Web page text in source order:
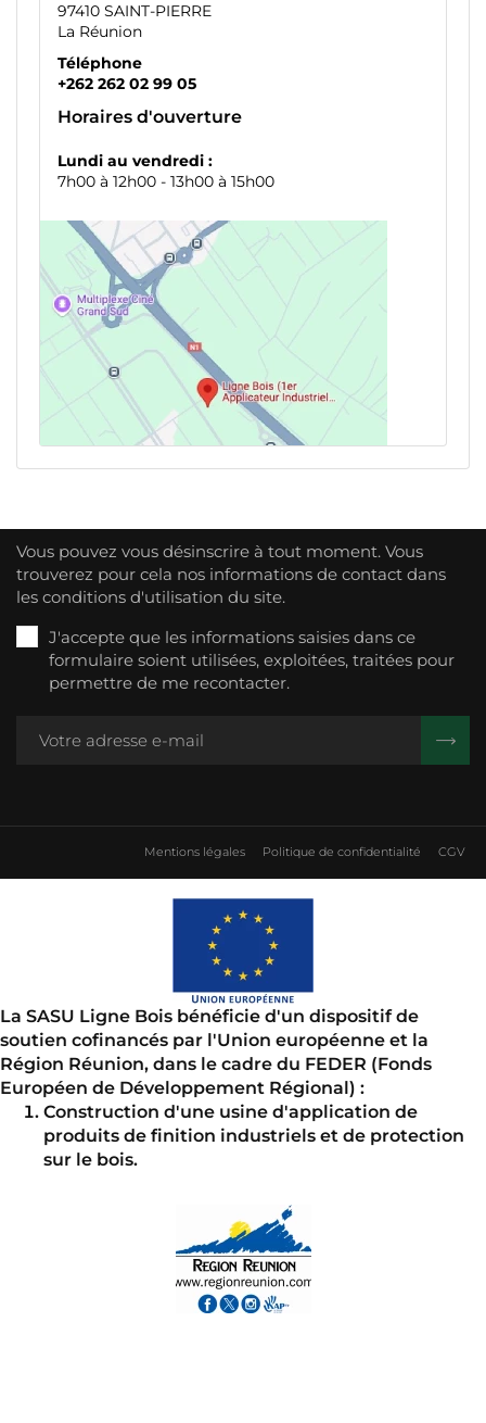
97410 SAINT-PIERRE
La Réunion
Téléphone
+262 262 02 99 05
Horaires d'ouverture
Lundi au vendredi :
7h00 à 12h00 - 13h00 à 15h00
Vous pouvez vous désinscrire à tout moment. Vous
trouverez pour cela nos informations de contact dans
les conditions d'utilisation du site.
J'accepte que les informations saisies dans ce
formulaire soient utilisées, exploitées, traitées pour
permettre de me recontacter.
Mentions légales Politique de confidentialité CGV
La SASU Ligne Bois bénéficie d'un dispositif de
soutien cofinancés par l'Union européenne et la
Région Réunion, dans le cadre du FEDER (Fonds
Européen de Développement Régional) :
Construction d'une usine d'application de
produits de finition industriels et de protection
sur le bois.